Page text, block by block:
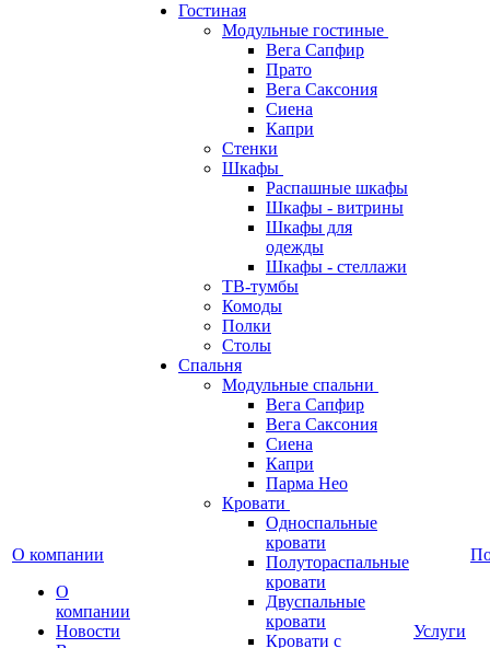
О компании
О
компании
Новости
Гостиная
Модульные гостиные
Вега Сапфир
Прато
Вега Саксония
Сиена
Капри
Стенки
Шкафы
Распашные шкафы
Шкафы - витрины
Шкафы для
одежды
Шкафы - стеллажи
ТВ-тумбы
Комоды
Полки
Столы
Спальня
Модульные спальни
Вега Сапфир
Вега Саксония
Сиена
Капри
Парма Нео
Кровати
Односпальные
кровати
Полутораспальные
кровати
Двуспальные
кровати
Кровати с
Услуги